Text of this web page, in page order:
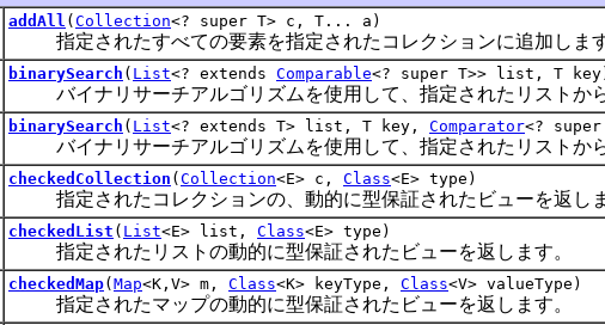
addAll ( Collection<? super T> c, T... a)
指定されたすべての要素を指定されたコレクションに追加します
binarySearch ( List<? extends Comparable<? super T>> list, T
バイナリサーチアルゴリズムを使用して、指定されたリストから
binarySearch ( List<? extends T> list, T key, Comparator<?
バイナリサーチアルゴリズムを使用して、指定されたリストから
checkedCollection ( Collection<E> c, Class<E> type)
指定されたコレクションの、動的に型保証されたビューを返しま
checkedList ( List<E> list, Class<E> type)
指定されたリストの動的に型保証されたビューを返します。
checkedMap( Map<K,V> m, Class<K> keyType, Class<V> valueType)
指定されたマップの動的に型保証されたビューを返します。